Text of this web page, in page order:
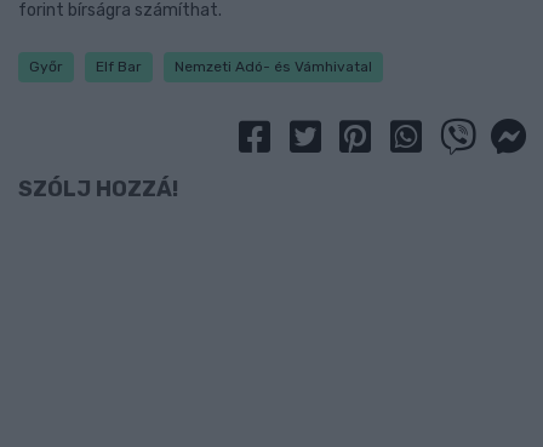
forint bírságra számíthat.
Győr Elf Bar Nemzeti Adó- és Vámhivatal
SZÓLJ HOZZÁ!